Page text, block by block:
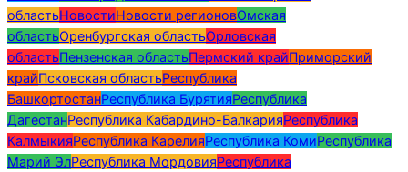
областьНовостиНовости регионовОмская
областьОренбургская областьОрловская
областьПензенская областьПермский крайПриморский
крайПсковская областьРеспублика
БашкортостанРеспублика БурятияРеспублика
ДагестанРеспублика Кабардино-БалкарияРеспублика
КалмыкияРеспублика КарелияРеспублика КомиРеспублика
Марий ЭлРеспублика МордовияРеспублика